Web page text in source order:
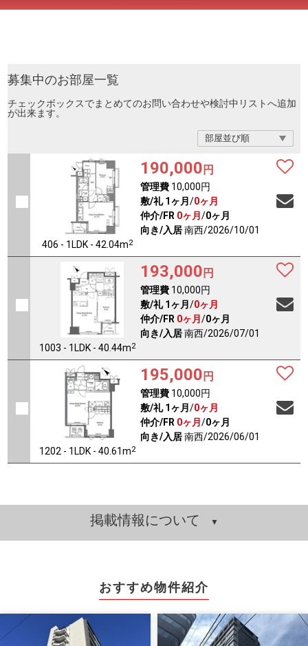
募集中のお部屋一覧
チェックボックスでまとめてのお問い合わせや検討中リストへ追加
が出来ます。
406 - 1LDK - 42.04m2
190,000 円
管理費10,000円
敷/礼 1ヶ月 /0ヶ月
仲介/FR 0ヶ月 /0ヶ月
向き/入居南西/2026/10/01
1003 - 1LDK - 40.44m2
193,000 円
管理費10,000円
敷/礼 1ヶ月 /0ヶ月
仲介/FR 0ヶ月 /0ヶ月
向き/入居南西/2026/07/01
1202 - 1LDK - 40.61m2
195,000 円
管理費10,000円
敷/礼 1ヶ月 /0ヶ月
仲介/FR 0ヶ月 /0ヶ月
向き/入居南西/2026/06/01
掲載情報について
おすすめ物件紹介